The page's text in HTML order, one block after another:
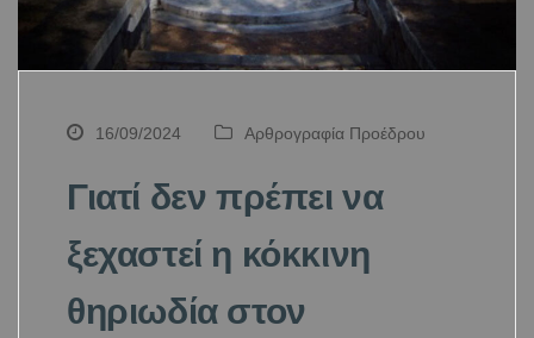
16/09/2024 Αρθρογραφία Προέδρου
Γιατί δεν πρέπει να
ξεχαστεί η κόκκινη
θηριωδία στον